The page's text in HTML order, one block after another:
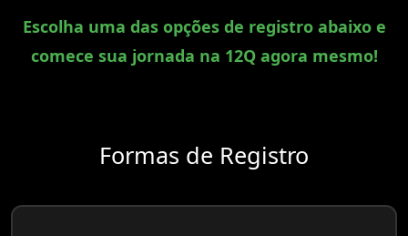
Escolha uma das opções de registro abaixo e
comece sua jornada na 12Q agora mesmo!
Formas de Registro